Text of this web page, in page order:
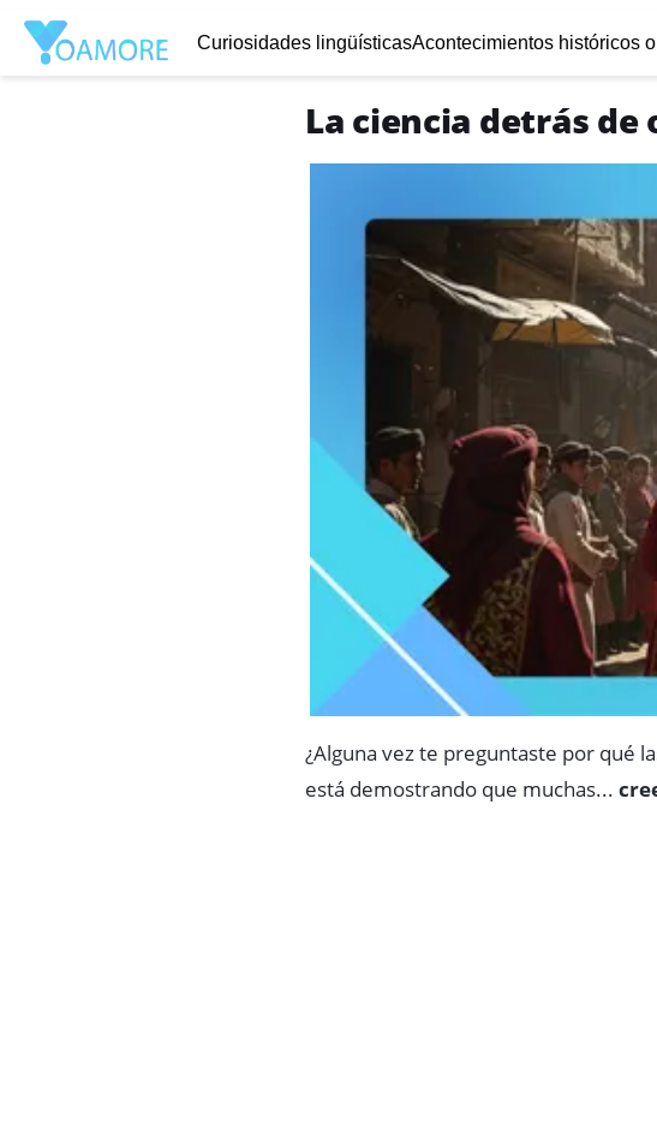
Curiosidades lingüísticasAcontecimientos históricos
La ciencia detrás
¿Alguna vez te preguntaste por qué
está demostrando que muchas...